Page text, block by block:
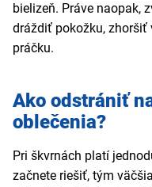
bielizeň. Práve naopak,
dráždiť pokožku, zhoršiť
práčku.
Ako odstrániť
oblečenia?
Pri škvrnách platí
začnete riešiť, tým